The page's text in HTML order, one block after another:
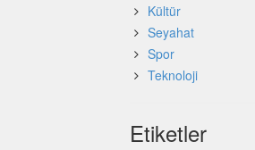
Kültür
Seyahat
Spor
Teknoloji
Etiketler